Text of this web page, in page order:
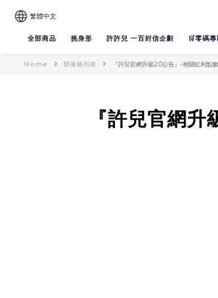
繁體中文
全部商品 挑身形 許許兒 一百封信企劃 🛒零碼
Home 部落格列表 『許兒官網升級2.0公告』-相關紅利點
『許兒官網